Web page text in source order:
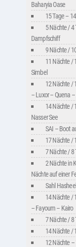
Baharyia Oase
15 Tage –
5 Nächte / 4
Dampfschiff
9 Nächte /
11 Nächte /
Simbel
12 Nächte /
– Luxor – Quena
14 Nächte /
Nasser See
SAI – Boot
17 Nächte /
7 Nächte / 8
2 Nächte in
Nächte auf einer
Sahl
14 Nächte /
– Fayoum – Kairo
7 Nächte / 8
14 Nächte /
12 Nächte –